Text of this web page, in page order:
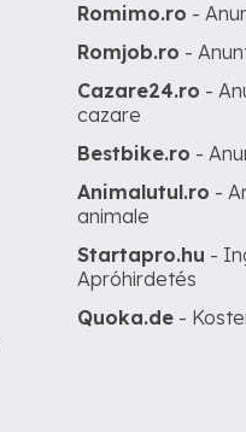
Romimo.ro -
Romjob.ro -
Cazare24.ro -
cazare
Bestbike.ro -
Animalutul.ro -
animale
Startapro.hu -
Apróhirdetés
Quoka.de -